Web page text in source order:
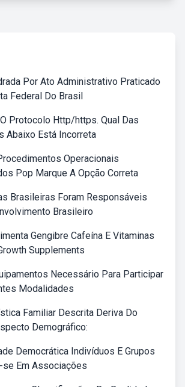
Por Ato Administrativo Praticado
Federal Do Brasil
Protocolo Http/https. Qual Das
Abaixo Está Incorreta
Operacionais
Pop Marque A Opção Correta
Brasileiras Foram Responsáveis
Brasileiro
Gengibre Cafeína E Vitaminas
Supplements
Necessário Para Participar
Modalidades
Familiar Descrita Deriva Do
Demográfico:
Democrática Indivíduos E Grupos
se Em Associações